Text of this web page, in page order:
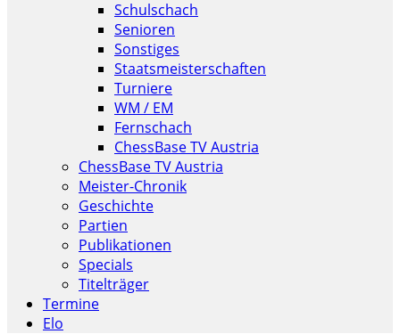
Schulschach
Senioren
Sonstiges
Staatsmeisterschaften
Turniere
WM / EM
Fernschach
ChessBase TV Austria
ChessBase TV Austria
Meister-Chronik
Geschichte
Partien
Publikationen
Specials
Titelträger
Termine
Elo